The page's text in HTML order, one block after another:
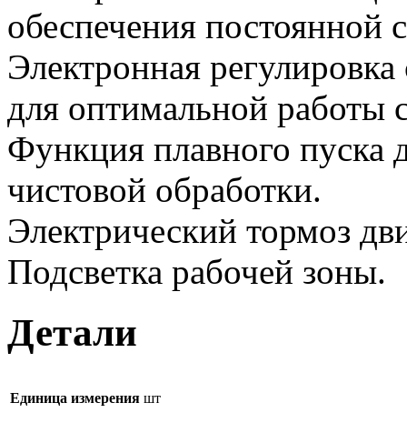
обеспечения постоянной
Электронная
для оптимальной работы
Функция плавного пуска
чистовой обработки.
Электрический тормоз
Подсветка рабочей зоны.
Детали
Единица измерения шт